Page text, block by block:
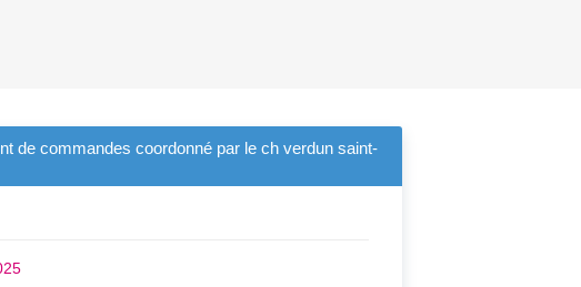
de commandes coordonné par le ch verdun saint-